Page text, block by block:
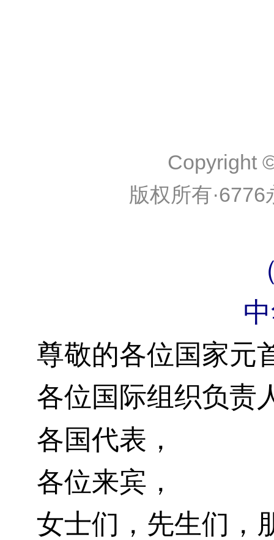
Copyright
版权所有
尊敬的各位国家元
各位国际组织负责
各国代表，
各位来宾，
女士们，先生们，